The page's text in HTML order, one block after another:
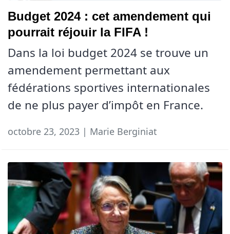
Budget 2024 : cet amendement qui
pourrait réjouir la FIFA !
Dans la loi budget 2024 se trouve un
amendement permettant aux
fédérations sportives internationales
de ne plus payer d’impôt en France.
octobre 23, 2023 | Marie Berginiat